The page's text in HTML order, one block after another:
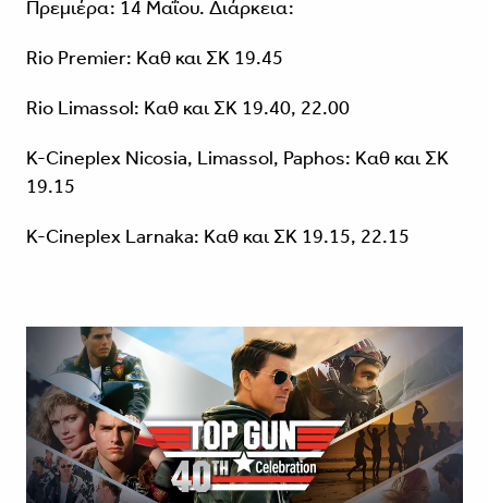
Πρεμιέρα: 14 Μαΐου. Διάρκεια:
Rio Premier: Καθ και ΣΚ 19.45
Rio Limassol: Καθ και ΣΚ 19.40, 22.00
Κ-Cineplex Nicosia, Limassol, Paphos: Καθ και ΣΚ
19.15
Κ-Cineplex Larnaka: Καθ και ΣΚ 19.15, 22.15